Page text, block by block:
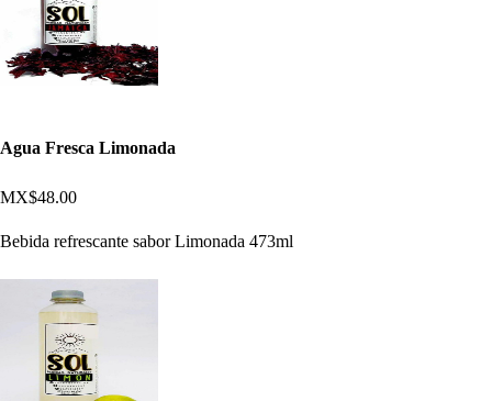
Agua Fresca Limonada
MX$48.00
Bebida refrescante sabor Limonada 473ml